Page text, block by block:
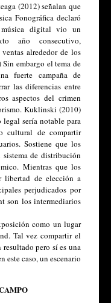
(2012) señalan que
Fonográfica declaró
digital vio un
año consecutivo,
alrededor de los
embargo el tema de
fuerte campaña de
las diferencias entre
aspectos del crimen
Kuklinski (2010)
sería notable para
cultural de compartir
Sostiene que los
de distribución
Mientras que los
libertad de elección a
perjudicados por
son los intermediarios
como un lugar
Tal vez compartir el
pero sí es una
este caso, un escenario